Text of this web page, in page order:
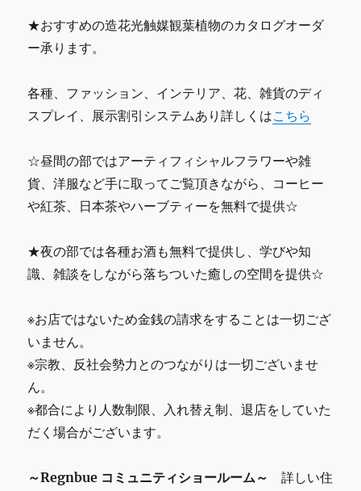
★おすすめの造花光触媒観葉植物のカタログオーダ
ー承ります。
各種、ファッション、インテリア、花、雑貨のディ
スプレイ、展示割引システムあり詳しくはこちら
☆昼間の部ではアーティフィシャルフラワーや雑
貨、洋服など手に取ってご覧頂きながら、コーヒー
や紅茶、日本茶やハーブティーを無料で提供☆
★夜の部では各種お酒も無料で提供し、学びや知
識、雑談をしながら落ちついた癒しの空間を提供☆
※お店ではないため金銭の請求をすることは一切ござ
いません。
※宗教、反社会勢力とのつながりは一切ございませ
ん。
※都合により人数制限、入れ替え制、退店をしていた
だく場合がございます。
～Regnbue コミュニティショールーム～
詳しい住